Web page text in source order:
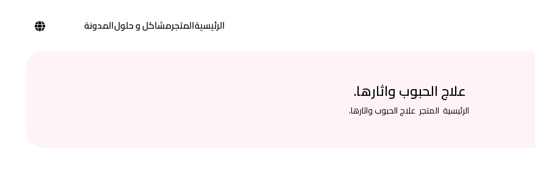
الرئيسيةالمتجرمشاكل و حلولالمدونة
علاج الحبوب واثارها.
الرئيسية المتجر علاج الحبوب واثارها.